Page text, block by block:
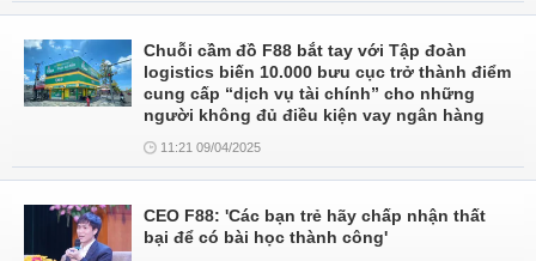
Chuỗi cầm đồ F88 bắt tay với Tập đoàn
logistics biến 10.000 bưu cục trở thành điểm
cung cấp “dịch vụ tài chính” cho những
người không đủ điều kiện vay ngân hàng
11:21 09/04/2025
CEO F88: 'Các bạn trẻ hãy chấp nhận thất
bại để có bài học thành công'